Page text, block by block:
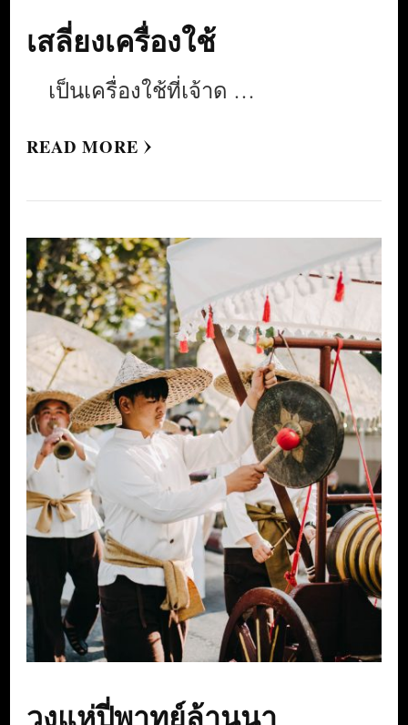
เสลี่ยงเครื่องใช้
เป็นเครื่องใช้ที่เจ้าด …
READ MORE
วงแห่ปี่พาทย์ล้านนา